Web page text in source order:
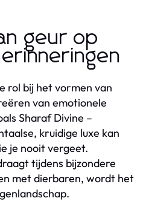
geur op
rol bij het vormen van
van emotionele
Sharaf Divine –
kruidige luxe kan
je nooit vergeet.
tijdens bijzondere
met dierbaren, wordt het